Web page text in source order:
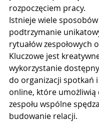
rozpoczęciem pracy.
Istnieje wiele
podtrzymanie
rytuałów zespołowych
Kluczowe jest
wykorzystanie
do organizacji spotkań
online, które umożliwią
zespołu wspólne
budowanie relacji.